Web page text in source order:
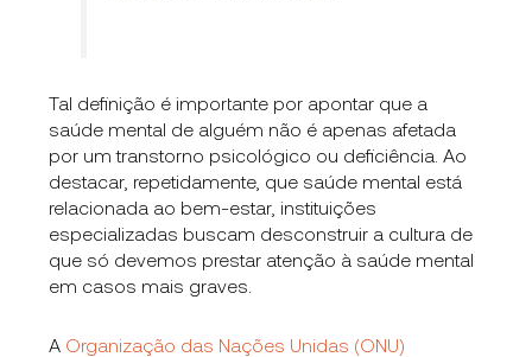
Tal definição é importante por apontar que a
saúde mental de alguém não é apenas afetada
por um transtorno psicológico ou deficiência. Ao
destacar, repetidamente, que saúde mental está
relacionada ao bem-estar, instituições
especializadas buscam desconstruir a cultura de
que só devemos prestar atenção à saúde mental
em casos mais graves.
A Organização das Nações Unidas (ONU)